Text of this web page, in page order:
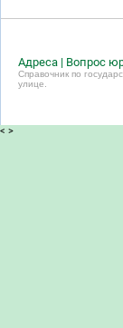
Адреса | Вопрос
Справочник по
улице.
< >